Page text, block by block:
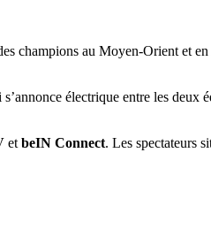
champions au Moyen-Orient et
électrique entre les deux
et beIN Connect. Les spectateurs